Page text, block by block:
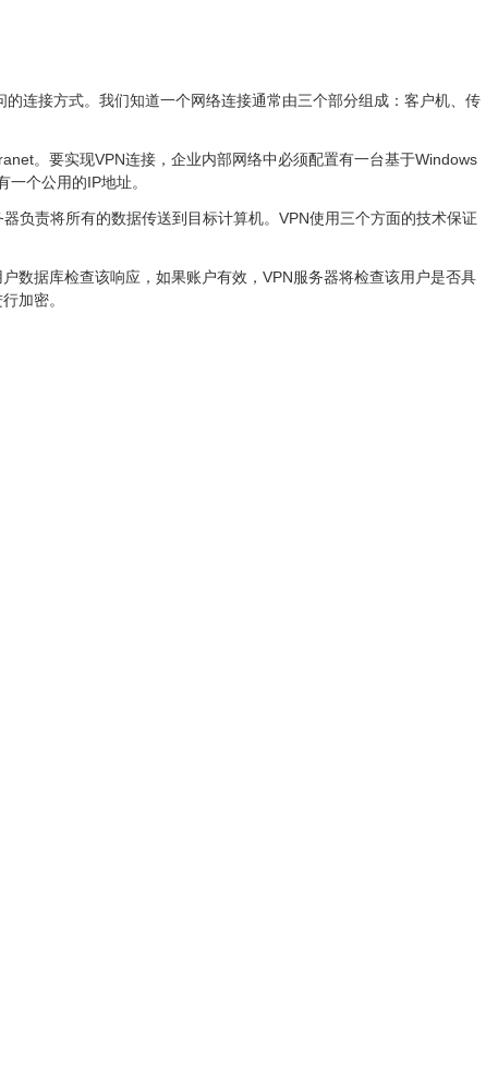
连接方式。我们知道一个网络连接通常由三个部分组成：客户机、传
。要实现VPN连接，企业内部网络中必须配置有一台基于Windows
个公用的IP地址。
负责将所有的数据传送到目标计算机。VPN使用三个方面的技术保证
数据库检查该响应，如果账户有效，VPN服务器将检查该用户是否具
加密。